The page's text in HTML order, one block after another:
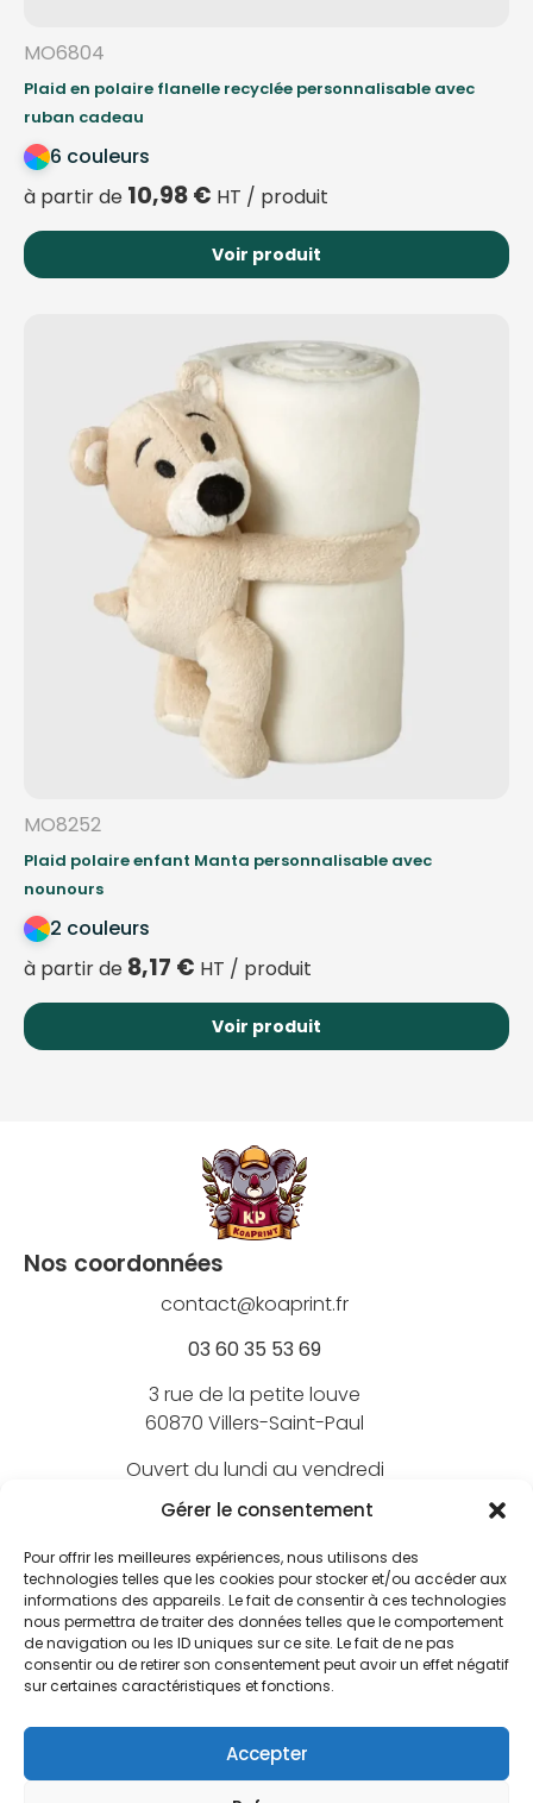
Gérer le consentement
Pour offrir les meilleures expériences, nous utilisons des
technologies telles que les cookies pour stocker et/ou accéder aux
informations des appareils. Le fait de consentir à ces technologies
nous permettra de traiter des données telles que le comportement
de navigation ou les ID uniques sur ce site. Le fait de ne pas
consentir ou de retirer son consentement peut avoir un effet négatif
sur certaines caractéristiques et fonctions.
Accepter
MO6804
Plaid en polaire flanelle recyclée personnalisable avec
ruban cadeau
6 couleurs
à partir de 10,98€ HT / produit
Voir produit
MO8252
Plaid polaire enfant Manta personnalisable avec
nounours
2 couleurs
à partir de 8,17 € HT / produit
Voir produit
Nos coordonnées
contact@koaprint.fr
03 60 35 53 69
3 rue de la petite louve
60870 Villers-Saint-Paul
Ouvert du lundi au vendredi
de 9h à 18h
Nos marques
BEECHFIELD
ATLANTIS
FLEXFIT
Nos marquages
Broderie textile
Le bar à print